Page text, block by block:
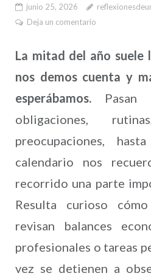
junio 25, 2026
Deja un comentario
La mitad del año suele
nos demos cuenta y
esperábamos.Pasan
obligaciones,
preocupaciones,
calendario nos
recorrido una parte
Resulta curioso
revisan balances
profesionales o tareas
vez se detienen a